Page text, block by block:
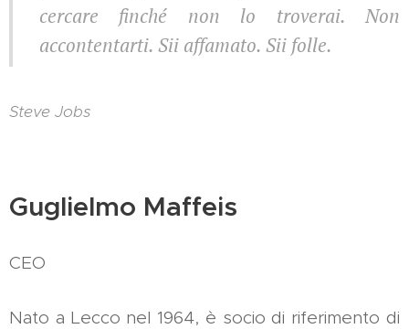
cercare finché non lo troverai. Non
accontentarti. Sii affamato. Sii folle.
Steve Jobs
Guglielmo Maffeis
CEO
Nato a Lecco nel 1964, è socio di riferimento di